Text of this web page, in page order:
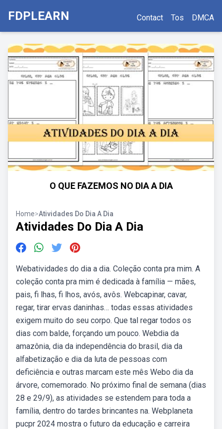
FDPLEARN Contact Tos DMCA
O QUE FAZEMOS NO DIA A DIA
Home>Atividades Do Dia A Dia
Atividades Do Dia A Dia
Webatividades do dia a dia. Coleção conta pra mim. A
coleção conta pra mim é dedicada à família — mães,
pais, fi lhas, fi lhos, avós, avôs. Webcapinar, cavar,
regar, tirar ervas daninhas… todas essas atividades
exigem muito do seu corpo. Que tal regar todos os
dias com balde, forçando um pouco. Webdia da
amazônia, dia da independência do brasil, dia da
alfabetização e dia da luta de pessoas com
deficiência e outras marcam este mês Webo dia da
árvore, comemorado. No próximo final de semana (dias
28 e 29/9), as atividades se estendem para toda a
família, dentro do tardes brincantes na. Webplaneta
pucpr 2024 mostra o futuro da educação e carreira